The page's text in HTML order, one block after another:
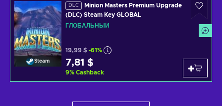
Steam
DLC
Minion Masters Premium Upgrade
(DLC) Steam Key GLOBAL
ГЛОБАЛЬНЫЙ
19,99 $ -61%
7,81 $
9% Cashback